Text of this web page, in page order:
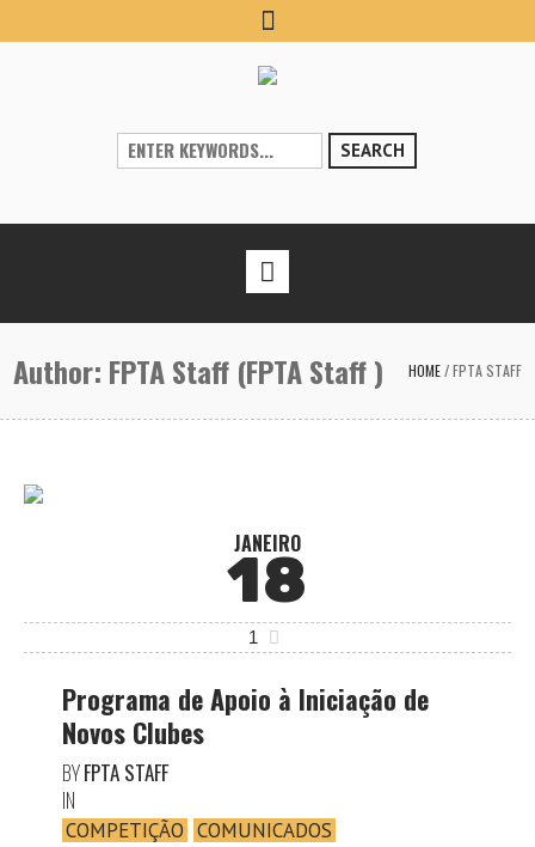
SEARCH
Author: FPTA Staff (FPTA Staff ) HOME/FPTA STAFF
JANEIRO
18
1
Programa de Apoio à Iniciação de
Novos Clubes
BYFPTA STAFF
IN
COMPETIÇÃO COMUNICADOS